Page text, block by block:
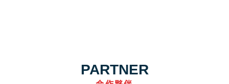
PARTNER